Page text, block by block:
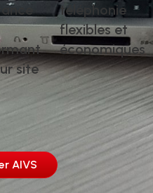
site
téléphonie
flexibles et
économiques
AIVS